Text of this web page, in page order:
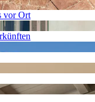
vor Ort